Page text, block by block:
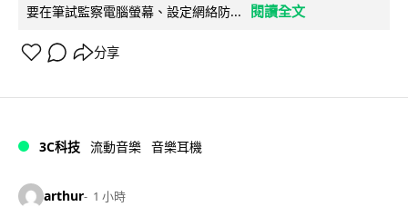
要在筆試監察電腦螢幕、設定網絡防...
閱讀全文
分享
3C科技 流動音樂 音樂耳機
arthur 1 小時